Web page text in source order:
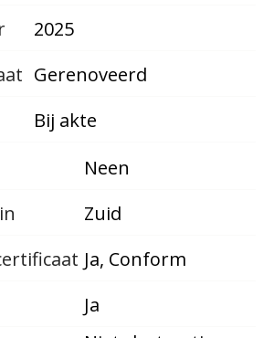
2025
Gerenoveerd
Bij akte
Neen
Zuid
Ja, Conform
Ja